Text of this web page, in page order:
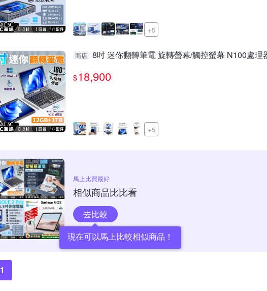
+5
商店 8吋 迷你翻轉筆電 旋轉螢幕/觸控螢幕 N100處
$18,900
+5
馬上比買最好
相似商品比比看
去比較
現在可以馬上比較相似商品！
1